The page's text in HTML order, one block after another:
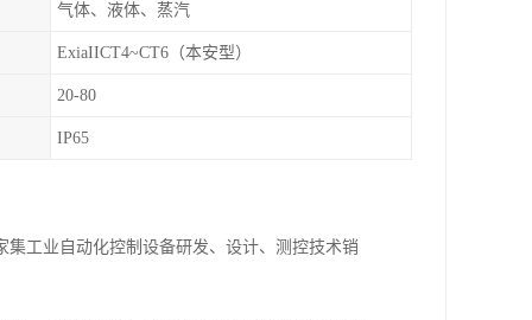
气体、液体、蒸汽
ExiaIICT4~CT6（本安型）
20-80
IP65
工业自动化控制设备研发、设计、测控技术销